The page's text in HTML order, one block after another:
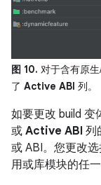
图 10. 对于含有原
了 Active ABI 列。
如要更改 build 变
或 Active ABI 列
或 ABI。您更改
用或库模块的任